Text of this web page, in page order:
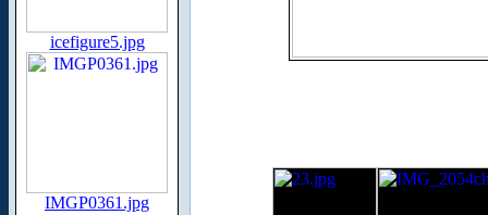
icefigure5.jpg
IMGP0361.jpg